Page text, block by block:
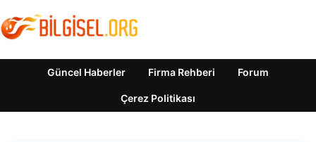
Güncel Haberler Firma Rehberi Forum
Çerez Politikası